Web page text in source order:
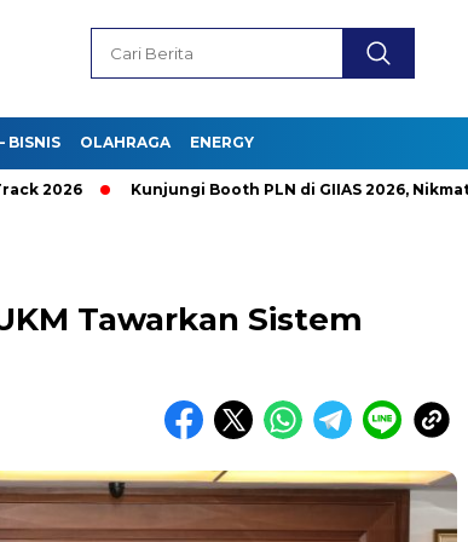
BISNIS OLAHRAGA ENERGY
Kunjungi Booth PLN di GIIAS 2026, Nikmati
Tawarkan Sistem